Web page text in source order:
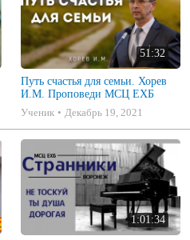
51:32
Путь счастья для семьи. Хорев
И.М. Проповеди МСЦ ЕХБ
Ученик
Декабрь 19, 2021
1:01:34